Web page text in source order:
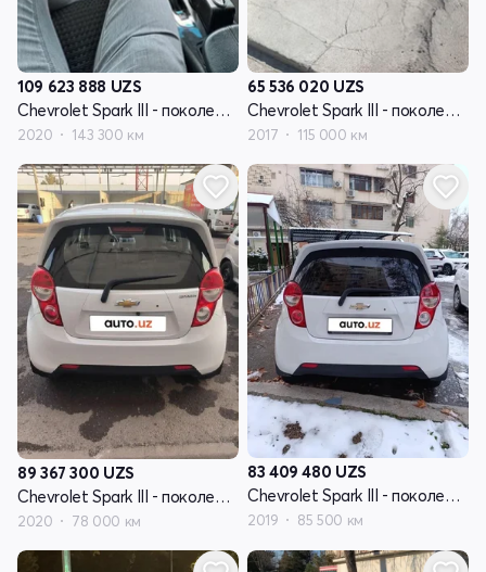
109 623 888 UZS
Chevrolet Spark III - поколение
2020 143 300 км
65 536 020 UZS
Chevrolet Spark III - поколение
2017 115 000 км
89 367 300 UZS
Chevrolet Spark III - поколение
2020 78 000 км
83 409 480 UZS
Chevrolet Spark III - поколение
2019 85 500 км